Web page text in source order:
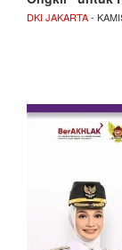
DKI JAKARTA-